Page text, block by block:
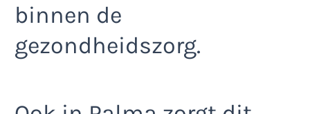
binnen de
gezondheidszorg.